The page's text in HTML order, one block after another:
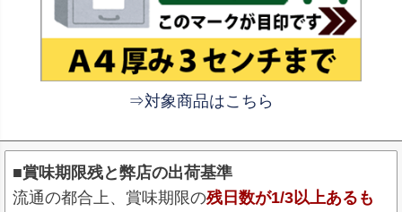
⇒対象商品はこちら
■賞味期限残と弊店の出荷基準
流通の都合上、賞味期限の残日数が1/3以上あるも